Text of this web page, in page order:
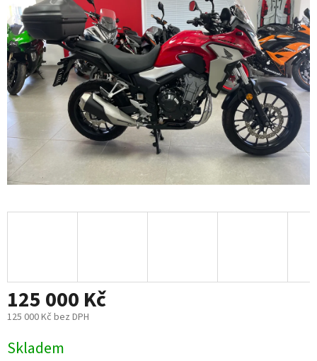
125 000 Kč
125 000 Kč bez DPH
cena:
Skladem